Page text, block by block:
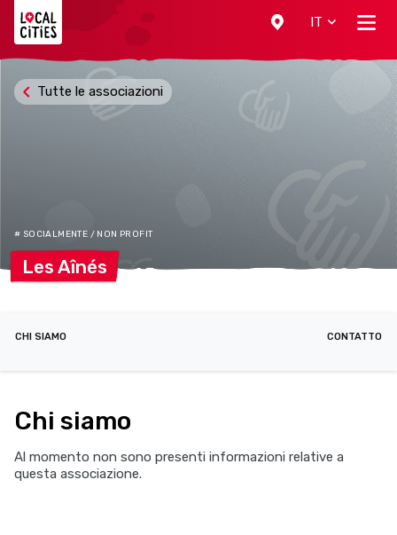
IT
# SOCIALMENTE / NON PROFIT
Les Aînés
Tutte le associazioni
CHI SIAMO CONTATTO
Chi siamo
Al momento non sono presenti informazioni relative a
questa associazione.